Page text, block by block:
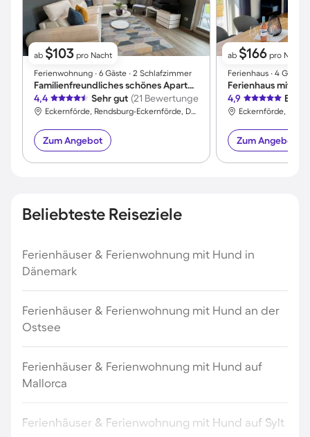
ab $103 pro Nacht
Ferienwohnung ∙ 6 Gäste ∙ 2 Schlafzimmer
Familienfreundliches schönes Apartment mit Garten und Sauna | Perfekt für die Arbeit von Zuhause
4,4
Sehr gut (21 Bewertungen)
Eckernförde, Rendsburg-Eckernförde, Deutschland
Zum Angebot
ab $166 pro Nacht
Ferienhaus ∙ 4 Gäste
4,9
Zum Angebot
Beliebteste Reiseziele
Ferienhäuser & Ferienwohnung mit Hund in
Dänemark
Ferienhäuser & Ferienwohnung mit Hund an der
Ostsee
Ferienhäuser & Ferienwohnung mit Hund auf
Mallorca
Ferienhäuser & Ferienwohnung mit Hund auf Sylt